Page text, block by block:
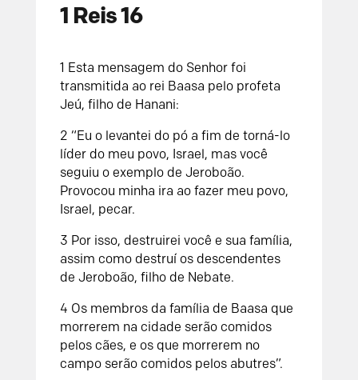
1 Reis 16
1 Esta mensagem do Senhorfoi
transmitida ao rei Baasa pelo profeta
Jeú, filho de Hanani:
2 “Eu o levantei do pó a fim de torná-lo
líder do meu povo, Israel, mas você
seguiu o exemplo de Jeroboão.
Provocou minha ira ao fazer meu povo,
Israel, pecar.
3 Por isso, destruirei você e sua família,
assim como destruí os descendentes
de Jeroboão, filho de Nebate.
4 Os membros da família de Baasa que
morrerem na cidade serão comidos
pelos cães, e os que morrerem no
campo serão comidos pelos abutres”.